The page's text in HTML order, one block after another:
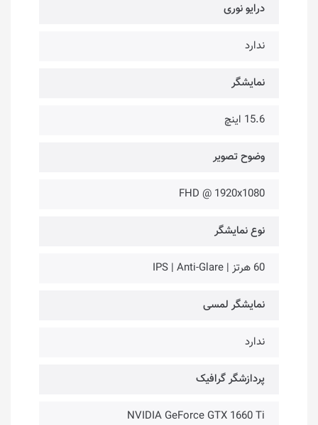
درایو نوری
ندارد
نمایشگر
15.6 اینچ
وضوح تصویر
FHD @ 1920x1080
نوع نمایشگر
60 هرتز | IPS | Anti-Glare
نمایشگر لمسی
ندارد
پردازشگر گرافیک
NVIDIA GeForce GTX 1660 Ti